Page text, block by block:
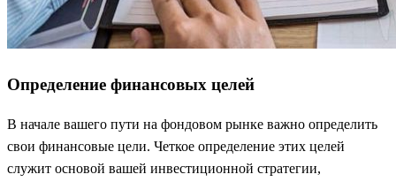
Определение финансовых целей
В начале вашего пути на фондовом рынке важно определить
свои финансовые цели. Четкое определение этих целей
служит основой вашей инвестиционной стратегии,